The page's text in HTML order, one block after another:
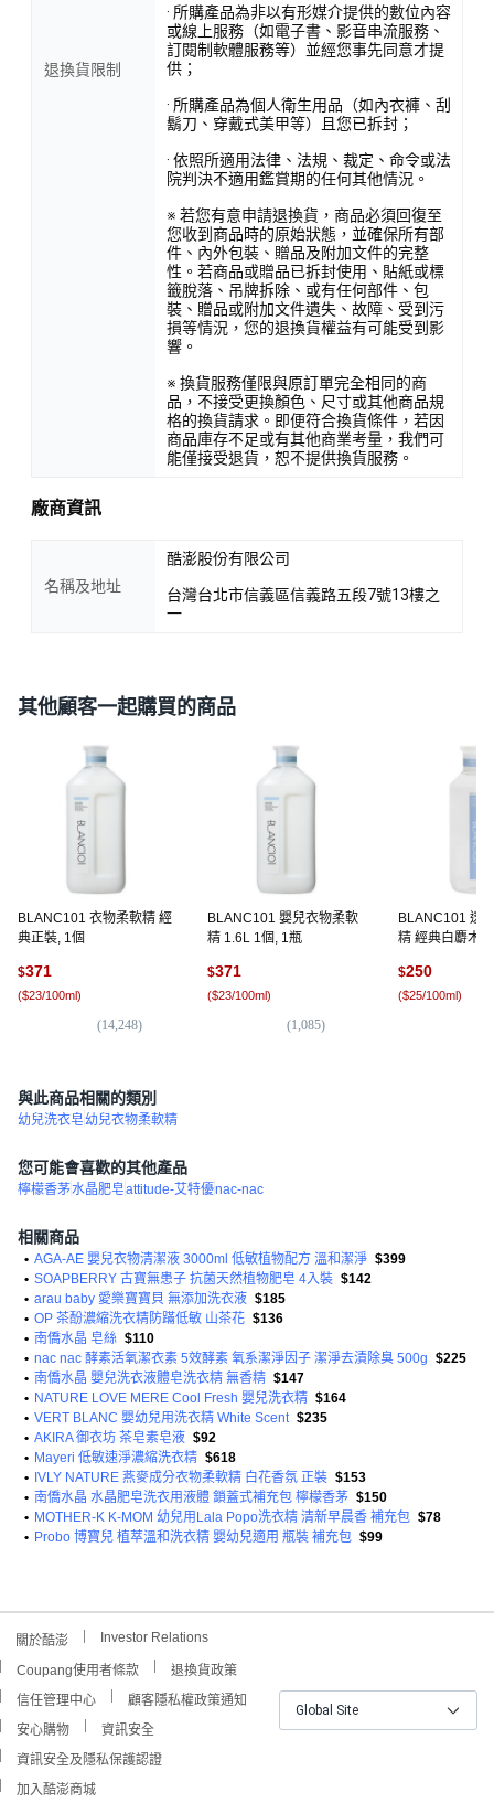
退換貨限制
· 所購產品為非以有形媒介提供的數位內容
或線上服務（如電子書、影音串流服務、
訂閱制軟體服務等）並經您事先同意才提
供；
· 所購產品為個人衛生用品（如內衣褲、刮
鬍刀、穿戴式美甲等）且您已拆封；
· 依照所適用法律、法規、裁定、命令或法
院判決不適用鑑賞期的任何其他情況。
※ 若您有意申請退換貨，商品必須回復至
您收到商品時的原始狀態，並確保所有部
件、內外包裝、贈品及附加文件的完整
性。若商品或贈品已拆封使用、貼紙或標
籤脫落、吊牌拆除、或有任何部件、包
裝、贈品或附加文件遺失、故障、受到污
損等情況，您的退換貨權益有可能受到影
響。
※ 換貨服務僅限與原訂單完全相同的商
品，不接受更換顏色、尺寸或其他商品規
格的換貨請求。即便符合換貨條件，若因
商品庫存不足或有其他商業考量，我們可
能僅接受退貨，恕不提供換貨服務。
廠商資訊
名稱及地址
酷澎股份有限公司
台灣台北市信義區信義路五段7號13樓之
一
其他顧客一起購買的商品
BLANC101 衣物柔軟精 經
典正裝, 1個
$371
($23/100ml)
(14,248)
BLANC101 嬰兒衣物柔軟
精 1.6L 1個, 1瓶
$371
($23/100ml)
(1,085)
BLANC101 透
精 經典白麝木
$250
($25/100ml)
與此商品相關的類別
幼兒洗衣皂幼兒衣物柔軟精
您可能會喜歡的其他產品
檸檬香茅水晶肥皂attitude-艾特優nac-nac
相關商品
• AGA-AE 嬰兒衣物清潔液 3000ml 低敏植物配方 溫和潔淨 $399
• SOAPBERRY 古寶無患子 抗菌天然植物肥皂 4入裝 $142
• arau baby 愛樂寶寶貝 無添加洗衣液 $185
• OP 茶酚濃縮洗衣精防蹣低敏 山茶花 $136
• 南僑水晶 皂絲 $110
• nac nac 酵素活氧潔衣素 5效酵素 氧系潔淨因子 潔淨去漬除臭 500g $225
• 南僑水晶 嬰兒洗衣液體皂洗衣精 無香精 $147
• NATURE LOVE MERE Cool Fresh 嬰兒洗衣精 $164
• VERT BLANC 嬰幼兒用洗衣精 White Scent $235
• AKIRA 御衣坊 茶皂素皂液 $92
• Mayeri 低敏速淨濃縮洗衣精 $618
• IVLY NATURE 燕麥成分衣物柔軟精 白花香氛 正裝 $153
• 南僑水晶 水晶肥皂洗衣用液體 鎖蓋式補充包 檸檬香茅 $150
• MOTHER-K K-MOM 幼兒用Lala Popo洗衣精 清新早晨香 補充包 $78
• Probo 博寶兒 植萃溫和洗衣精 嬰幼兒適用 瓶裝 補充包 $99
關於酷澎 Investor Relations
Coupang使用者條款
退換貨政策
信任管理中心
顧客隱私權政策通知
安心購物
資訊安全
資訊安全及隱私保護認證
加入酷澎商城
Global Site